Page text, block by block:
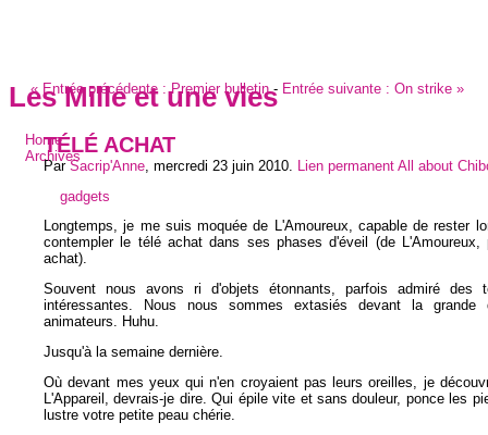
Les Mille et une vies
Home
Archives
« Entrée précédente :Premier bulletin - Entrée suivante : On strike »
TÉLÉ ACHAT
ParSacrip'Anne mercredi 23 juin 2010 Lien permanent All about
gadgets
Longtemps, je me suis moquée de L'Amoureux, capable de rester
contempler le télé achat dans ses phases d'éveil (de L'Amoureux,
achat).
Souvent nous avons ri d'objets étonnants, parfois admiré des
intéressantes. Nous nous sommes extasiés devant la grande
animateurs. Huhu.
Jusqu'à la semaine dernière.
Où devant mes yeux qui n'en croyaient pas leurs oreilles, je
L'Appareil, devrais-je dire. Qui épile vite et sans douleur, ponce les
lustre votre petite peau chérie.